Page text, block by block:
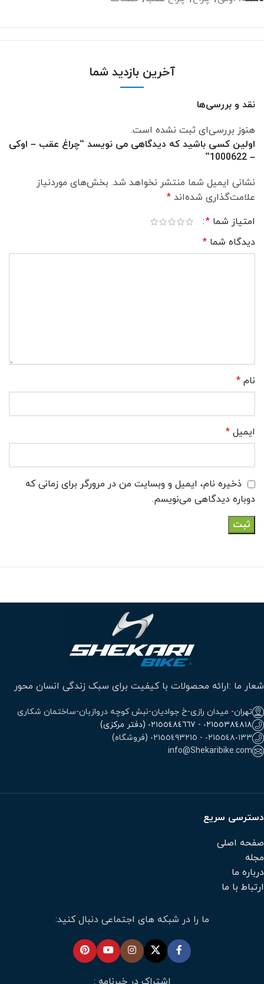
آخرین بازدید شما
نقد و بررسی‌ها
هنوز بررسی‌ای ثبت نشده است.
اولین کسی باشید که دیدگاهی می نویسد “چراغ عقب – اوکی
– 1000622”
نشانی ایمیل شما منتشر نخواهد شد. بخش‌های موردنیاز
علامت‌گذاری شده‌اند *
امتیاز شما *
دیدگاه شما *
نام *
ایمیل *
ذخیره نام، ایمیل و وبسایت من در مرورگر برای زمانی که
دوباره دیدگاهی می‌نویسم.
شعار ما :ارائه محصولات با کیفیت برای سبک زندگی انسان محور
تهران- میدان رازی-خ جوادیان-نبش کوچه دروازبان-ساختمان شکاری
٠٢١٥٥٣٨٤٨١٨ - ٠٢١٥٥٤٨٤٦٦٧ (دفتر مرکزی)
٠٢١٥٥٤٨٠١٣٣ - ٠٢١٥٥٤٩٣٢١٥ (فروشگاه)
info@Shekaribike.com
دسترسی سریع
صفحه اصلی
مجله
درباره ما
ارتباط با ما
ما را در شبکه های اجتماعی دنبال کنید: